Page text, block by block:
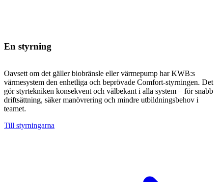
En styrning
Oavsett om det gäller biobränsle eller värmepump har KWB:s
värmesystem den enhetliga och beprövade Comfort-styrningen. Det
gör styrtekniken konsekvent och välbekant i alla system – för snabb
driftsättning, säker manövrering och mindre utbildningsbehov i
teamet.
Till styrningarna